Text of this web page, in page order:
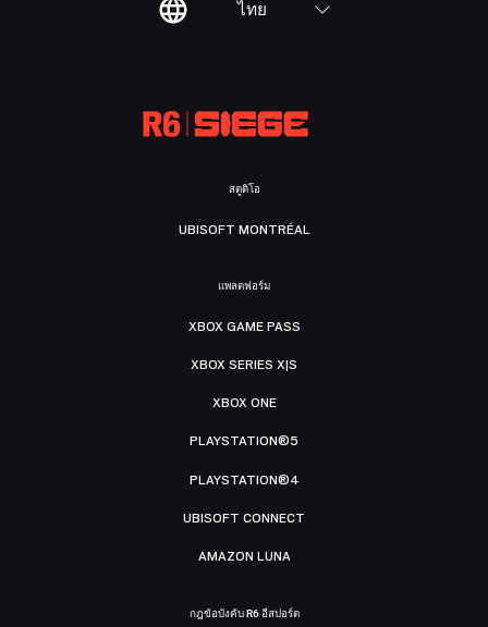
ไทย
สตูดิโอ
UBISOFT MONTRÉAL
แพลตฟอร์ม
XBOX GAME PASS
XBOX SERIES X|S
XBOX ONE
PLAYSTATION®5
PLAYSTATION®4
UBISOFT CONNECT
AMAZON LUNA
กฎข้อบังคับ R6 อีสปอร์ต